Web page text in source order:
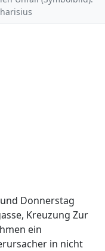
Donnerstag
Kreuzung Zur
ein
in nicht